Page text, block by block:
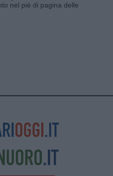
nel piè di pagina delle